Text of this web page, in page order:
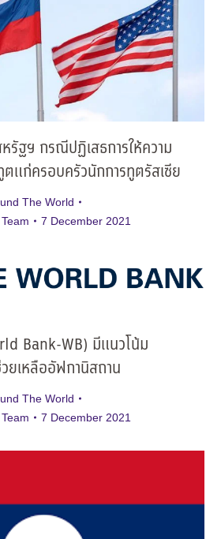
รัฐฯ กรณีปฏิเสธการให้ความ
แก่ครอบครัวนักการทูตรัสเซีย
The World
7 December 2021
Bank-WB) มีแนวโน้ม
ยเหลืออัฟกานิสถาน
The World
7 December 2021